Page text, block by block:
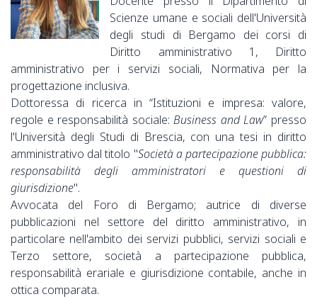
Scienze umane e sociali dell'Università
degli studi di Bergamo dei corsi di
Diritto amministrativo 1, Diritto
amministrativo per i servizi sociali, Normativa per la
progettazione inclusiva.
Dottoressa di ricerca in “Istituzioni e impresa: valore,
regole e responsabilità sociale:Business and Law” presso
l'Università degli Studi di Brescia, con una tesi in diritto
amministrativo dal titolo "Società a partecipazione pubblica:
responsabilità degli amministratori e questioni di
giurisdizione".
Avvocata del Foro di Bergamo; autrice di diverse
pubblicazioni nel settore del diritto amministrativo, in
particolare nell'ambito dei servizi pubblici, servizi sociali e
Terzo settore, società a partecipazione pubblica,
responsabilità erariale e giurisdizione contabile, anche in
ottica comparata.